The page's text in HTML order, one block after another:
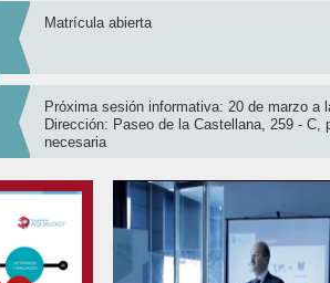
Matrícula abierta
Próxima sesión informativa: 20 de marzo a
Dirección: Paseo de la Castellana, 259 - C,
necesaria